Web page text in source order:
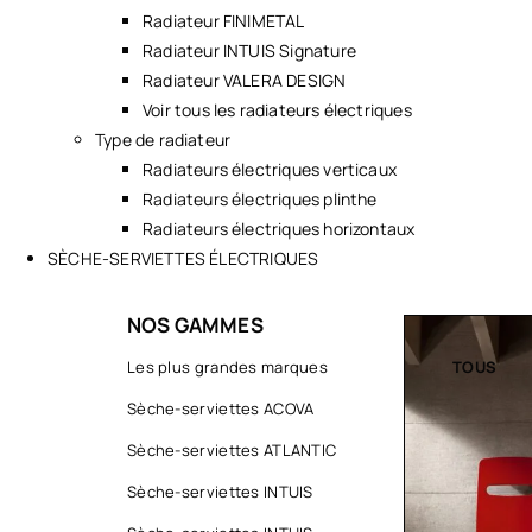
Radiateur FINIMETAL
Radiateur INTUIS Signature
Radiateur VALERA DESIGN
Voir tous les radiateurs électriques
Type de radiateur
Radiateurs électriques verticaux
Radiateurs électriques plinthe
Radiateurs électriques horizontaux
SÈCHE-SERVIETTES ÉLECTRIQUES
NOS GAMMES
Les plus grandes marques
Sèche-serviettes ACOVA
Sèche-serviettes ATLANTIC
Sèche-serviettes INTUIS
TOUS